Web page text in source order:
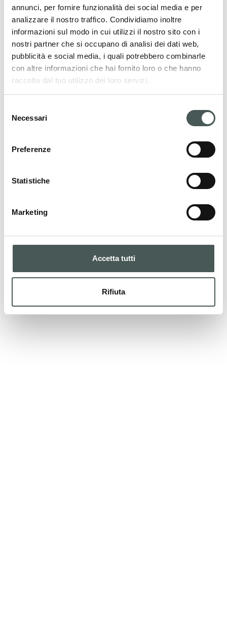
annunci, per fornire funzionalità dei social media e per
analizzare il nostro traffico. Condividiamo inoltre
informazioni sul modo in cui utilizzi il nostro sito con i
nostri partner che si occupano di analisi dei dati web,
pubblicità e social media, i quali potrebbero combinarle
con altre informazioni che hai fornito loro o che hanno
raccolto dal tuo utilizzo dei loro servizi.
delNecessari
Preferenze
Statistiche
Marketing
Accetta tutti
Rifiuta